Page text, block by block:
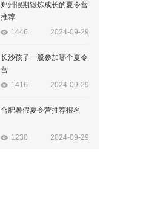
郑州假期锻炼成长的夏令营
推荐
1446
2024-09-29
长沙孩子一般参加哪个夏令
营
1416
2024-09-29
合肥暑假夏令营推荐报名
1230 2024-09-29